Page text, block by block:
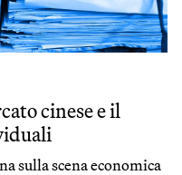
cinese e il
sulla scena economica